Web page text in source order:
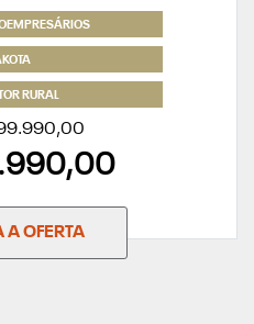
RURAL
A OFERTA